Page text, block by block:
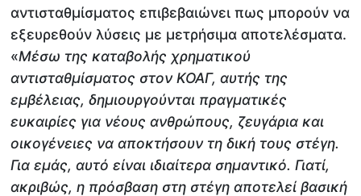
αντισταθμίσματος επιβεβαιώνει πως μπορούν να
εξευρεθούν λύσεις με μετρήσιμα αποτελέσματα.
«Μέσω της καταβολής χρηματικού
αντισταθμίσματος στον ΚΟΑΓ, αυτής της
εμβέλειας, δημιουργούνται πραγματικές
ευκαιρίες για νέους ανθρώπους, ζευγάρια και
οικογένειες να αποκτήσουν τη δική τους στέγη.
Για εμάς, αυτό είναι ιδιαίτερα σημαντικό. Γιατί,
ακριβώς, η πρόσβαση στη στέγη αποτελεί βασική